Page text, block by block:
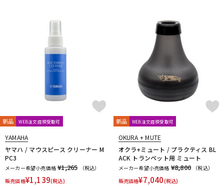
新品 WEB注文店頭受取可
YAMAHA
ヤマハ / マウスピース クリーナー M
PC3
メーカー希望小売価格 ¥1,265
（税込）
販売価格¥1,139(税込)
新品 WEB注文店頭受取可
OKURA + MUTE
オクラ+ミュート / プラクティス BL
ACK トランペット用 ミュート
メーカー希望小売価格 ¥8,800
（税込）
販売価格¥7,040(税込)